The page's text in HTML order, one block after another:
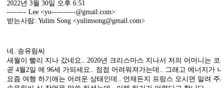
2022년 3월 30일 오후 6:51
-------- Lee <yo----------@gmail.com>
받는사람: Yulim Song <yulimsong@gmail.com>
네. 송유림씨
새월이 빨리 지나 갔네요.. 2020년 크리스마스 지나서 저의 어머니는
곧 4월2일 에 96세 가되세요.. 점점 어려워져가는데.. 그래고 에너지가
요즘 여행 하기애는 어려운 상태인데.. 언재든지 프랑스 오시면 알려 주